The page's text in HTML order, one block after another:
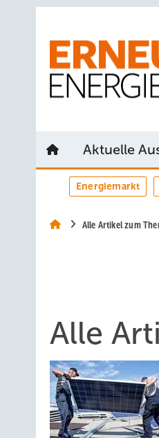
Aktuelle
Energiemarkt
Alle Artikel zum
Alle